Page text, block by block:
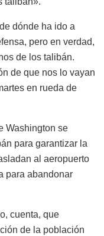
dónde ha ido a
pero en verdad,
de los talibán.
de que nos lo vayan
en rueda de
Washington se
para garantizar la
al aeropuerto
para abandonar
cuenta, que
de la población